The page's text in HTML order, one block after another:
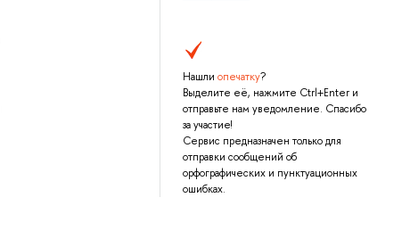
Нашли опечатку?
Выделите её, нажмите Ctrl+Enter и
отправьте нам уведомление. Спасибо
за участие!
Сервис предназначен только для
отправки сообщений об
орфографических и пунктуационных
ошибках.